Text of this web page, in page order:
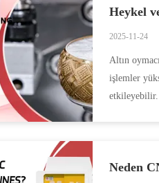
Heykel
2025-11-24
Altın
işlemler
etkileyebilir.
Neden